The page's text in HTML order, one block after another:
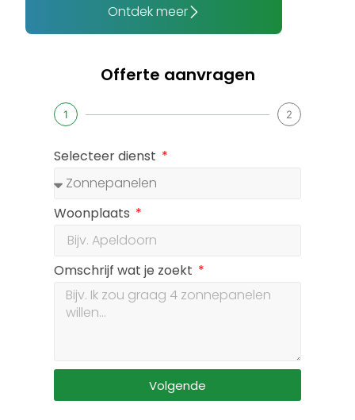
Ontdek meer
Offerte aanvragen
1 2
Selecteer dienst
Woonplaats
Omschrijf wat je zoekt
Volgende